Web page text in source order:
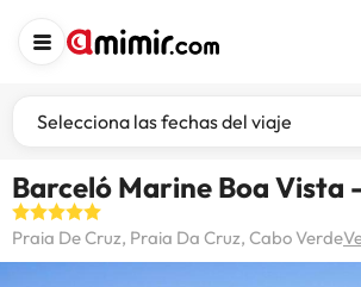
Selecciona las fechas del viaje
Barceló Marine Boa Vista
Praia De Cruz, Praia Da Cruz, Cabo Verde